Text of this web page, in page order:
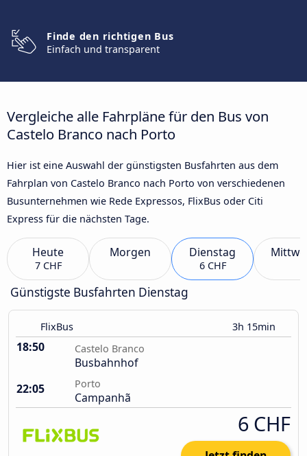
Finde den richtigen Bus
Einfach und transparent
Vergleiche alle Fahrpläne für den Bus von
Castelo Branco nach Porto
Hier ist eine Auswahl der günstigsten Busfahrten aus dem
Fahrplan von Castelo Branco nach Porto von verschiedenen
Busunternehmen wie Rede Expressos, FlixBus oder Citi
Express für die nächsten Tage.
Heute
7 CHF
Morgen Dienstag
6 CHF
Günstigste Busfahrten Dienstag
FlixBus 3h 15min
18:50 Castelo Branco
Busbahnhof
22:05
Porto
Campanhã
6 CHF